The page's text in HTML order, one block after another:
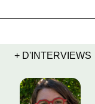
+ D'INTERVIEWS